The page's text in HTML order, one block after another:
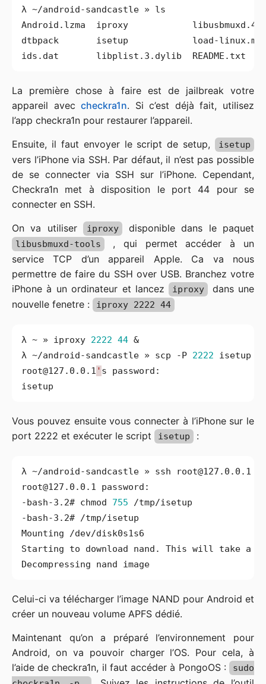
La première chose à faire est de jailbreak votre
appareil aveccheckra1n. Si c’est déjà fait, utilisez
l’app checkra1n pour restaurer l’appareil.
Ensuite, il faut envoyer le script de setup,
isetup
vers l’iPhone via SSH. Par défaut, il n’est pas possible
de se connecter via SSH sur l’iPhone. Cependant,
Checkra1n met à disposition le port 44 pour se
connecter en SSH.
On va utiliser
iproxy disponible dans le paquet
libusbmuxd-tools
, qui permet accéder à un
service TCP d’un appareil Apple. Ca va nous
permettre de faire du SSH over USB. Branchez votre
iPhone à un ordinateur et lancez
iproxy
dans une
nouvelle fenetre :
iproxy 2222 44
λ ~ » iproxy 2222 44 &
λ ~/android-sandcastle » scp -P 2222 isetup
root@127.0.0.1 '
isetup
Vous pouvez ensuite vous connecter à l’iPhone sur le
port 2222 et exécuter le script
isetup :
λ ~/android-sandcastle » ssh root@127.0.0.1
root@127.0.0.1
-bash-3.2# chmod 755
Celui-ci va télécharger l’image NAND pour Android et
créer un nouveau volume APFS dédié.
Maintenant qu’on a préparé l’environnement pour
Android, on va pouvoir charger l’OS. Pour cela, à
l’aide de checkra1n, il faut accéder à PongoOS :
sudo